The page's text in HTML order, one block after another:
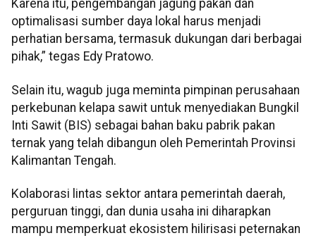
Karena itu, pengembangan jagung pakan dan
optimalisasi sumber daya lokal harus menjadi
perhatian bersama, termasuk dukungan dari berbagai
pihak,” tegas Edy Pratowo.
Selain itu, wagub juga meminta pimpinan perusahaan
perkebunan kelapa sawit untuk menyediakan Bungkil
Inti Sawit (BIS) sebagai bahan baku pabrik pakan
ternak yang telah dibangun oleh Pemerintah Provinsi
Kalimantan Tengah.
Kolaborasi lintas sektor antara pemerintah daerah,
perguruan tinggi, dan dunia usaha ini diharapkan
mampu memperkuat ekosistem hilirisasi peternakan